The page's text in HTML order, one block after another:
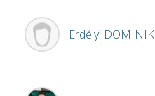
Erdélyi DOMINIK